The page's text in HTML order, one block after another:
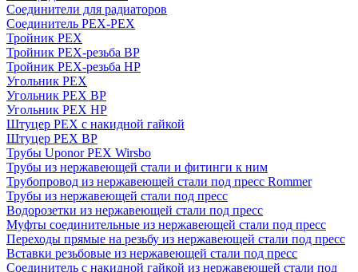
Соединители для радиаторов
Соединитель PEX-PEX
Тройник PEX
Тройник PEX-резьба ВР
Тройник PEX-резьба НР
Угольник PEX
Угольник PEX ВР
Угольник PEX НР
Штуцер PEX c накидной гайкой
Штуцер PEX ВР
Трубы Uponor PEX Wirsbo
Трубы из нержавеющей стали и фитинги к ним
Трубопровод из нержавеющей стали под пресс Rommer
Трубы из нержавеющей стали под пресс
Водорозетки из нержавеющей стали под пресс
Муфты соединительные из нержавеющей стали под пресс
Переходы прямые на резьбу из нержавеющей стали под пресс
Вставки резьбовые из нержавеющей стали под пресс
Соединитель с накидной гайкой из нержавеющей стали под